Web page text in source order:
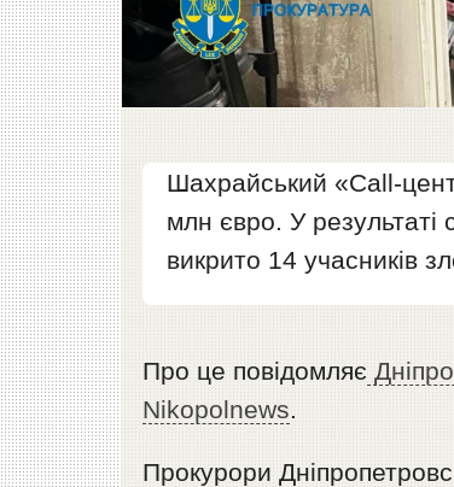
Шахрайський «Сall-
млн євро. У результаті
викрито 14 учасників
Про це повідомляє
Nikopolnews.
Прокурори